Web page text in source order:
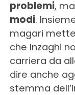
problemi, ma
modi.
magari
che Inzaghi
carriera da
dire anche
stemma